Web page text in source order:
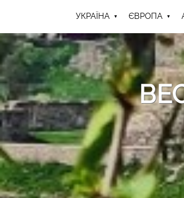
УКРАЇНА ЄВРОПА